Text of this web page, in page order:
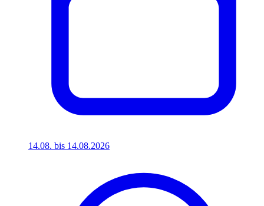
14.08. bis 14.08.2026